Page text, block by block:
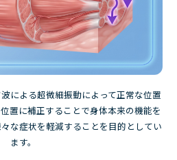
による超微細振動によって正常な位置
置に補正することで身体本来の機能を
な症状を軽減することを目的としてい
ます。